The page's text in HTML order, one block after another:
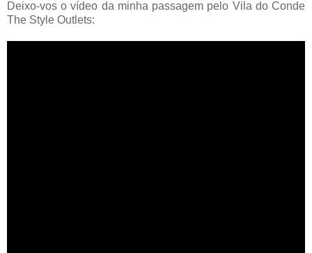
Deixo-vos o vídeo da minha passagem pelo Vila do Conde
The Style Outlets: